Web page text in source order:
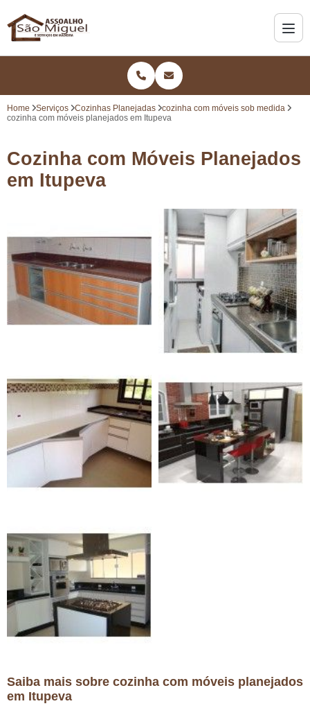
Home Serviços Cozinhas Planejadas
cozinha com móveis sob medida
cozinha com móveis planejados em Itupeva
Cozinha com Móveis Planejados
em Itupeva
Saiba mais sobre cozinha com móveis planejados
em Itupeva